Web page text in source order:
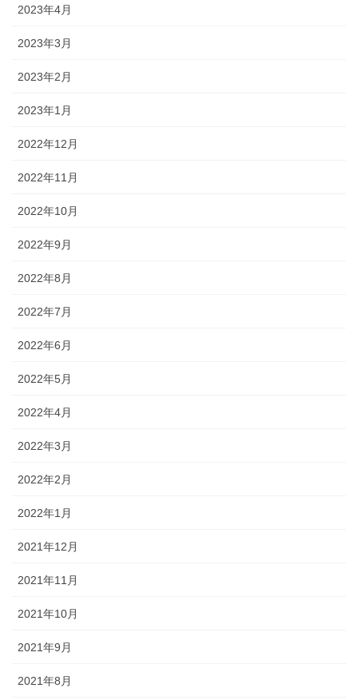
2023年4月
2023年3月
2023年2月
2023年1月
2022年12月
2022年11月
2022年10月
2022年9月
2022年8月
2022年7月
2022年6月
2022年5月
2022年4月
2022年3月
2022年2月
2022年1月
2021年12月
2021年11月
2021年10月
2021年9月
2021年8月